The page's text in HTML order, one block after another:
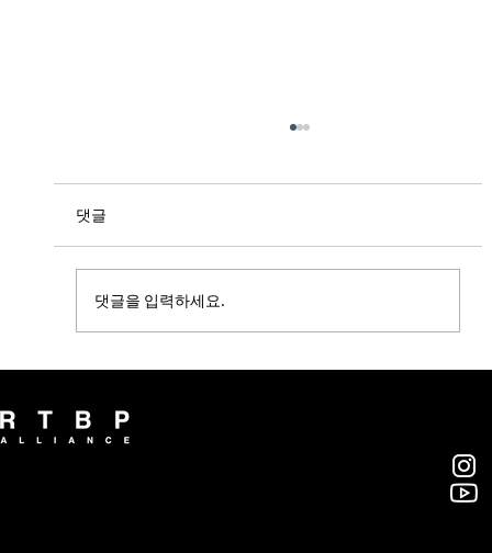
스마트시티 혁신인재육성사업단과 업무협
약 체결
댓글
댓글을 입력하세요.